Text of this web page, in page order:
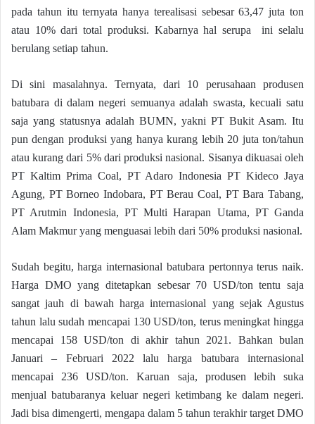
pada tahun itu ternyata hanya terealisasi sebesar 63,47 juta ton
atau 10% dari total produksi. Kabarnya hal serupa ini selalu
berulang setiap tahun.
Di sini masalahnya. Ternyata, dari 10 perusahaan produsen
batubara di dalam negeri semuanya adalah swasta, kecuali satu
saja yang statusnya adalah BUMN, yakni PT Bukit Asam. Itu
pun dengan produksi yang hanya kurang lebih 20 juta ton/tahun
atau kurang dari 5% dari produksi nasional. Sisanya dikuasai oleh
PT Kaltim Prima Coal, PT Adaro Indonesia PT Kideco Jaya
Agung, PT Borneo Indobara, PT Berau Coal, PT Bara Tabang,
PT Arutmin Indonesia, PT Multi Harapan Utama, PT Ganda
Alam Makmur yang menguasai lebih dari 50% produksi nasional.
Sudah begitu, harga internasional batubara pertonnya terus naik.
Harga DMO yang ditetapkan sebesar 70 USD/ton tentu saja
sangat jauh di bawah harga internasional yang sejak Agustus
tahun lalu sudah mencapai 130 USD/ton, terus meningkat hingga
mencapai 158 USD/ton di akhir tahun 2021. Bahkan bulan
Januari – Februari 2022 lalu harga batubara internasional
mencapai 236 USD/ton. Karuan saja, produsen lebih suka
menjual batubaranya keluar negeri ketimbang ke dalam negeri.
Jadi bisa dimengerti, mengapa dalam 5 tahun terakhir target DMO